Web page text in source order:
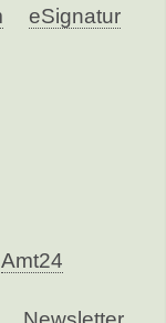
eSignatur
Amt24